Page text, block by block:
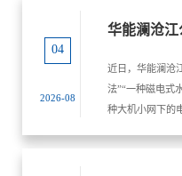
04
2026-08
华能澜沧
近日，华能澜沧
法”“一种磁电式
种大机小网下的